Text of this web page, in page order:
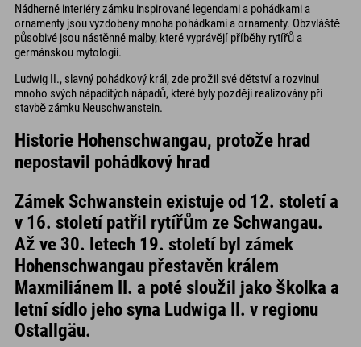
Nádherné interiéry zámku inspirované legendami a pohádkami a
ornamenty jsou vyzdobeny mnoha pohádkami a ornamenty. Obzvláště
působivé jsou nástěnné malby, které vyprávějí příběhy rytířů a
germánskou mytologii.
Ludwig II., slavný pohádkový král, zde prožil své dětství a rozvinul
mnoho svých nápaditých nápadů, které byly později realizovány při
stavbě zámku Neuschwanstein.
Historie Hohenschwangau, protože hrad
nepostavil pohádkový hrad
Zámek Schwanstein existuje od 12. století a
v 16. století patřil rytířům ze Schwangau.
Až ve 30. letech 19. století byl zámek
Hohenschwangau přestavěn králem
Maxmiliánem II. a poté sloužil jako školka a
letní sídlo jeho syna Ludwiga II. v regionu
Ostallgäu.